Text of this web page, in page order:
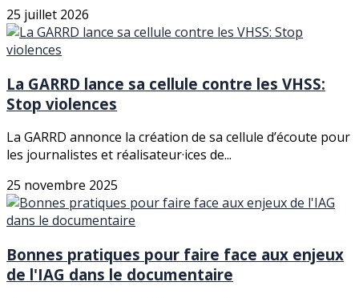
25 juillet 2026
La GARRD lance sa cellule contre les VHSS:
Stop violences
La GARRD annonce la création de sa cellule d’écoute pour
les journalistes et réalisateur·ices de...
25 novembre 2025
Bonnes pratiques pour faire face aux enjeux
de l'IAG dans le documentaire